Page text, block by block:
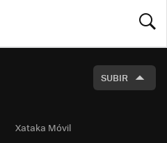
SUBIR
Xataka Móvil